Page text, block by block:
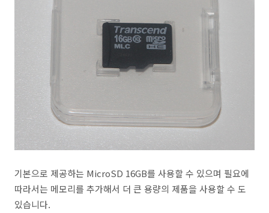
기본으로 제공하는 MicroSD 16GB를 사용할 수 있으며 필요에
따라서는 메모리를 추가해서 더 큰 용량의 제품을 사용할 수 도
있습니다.